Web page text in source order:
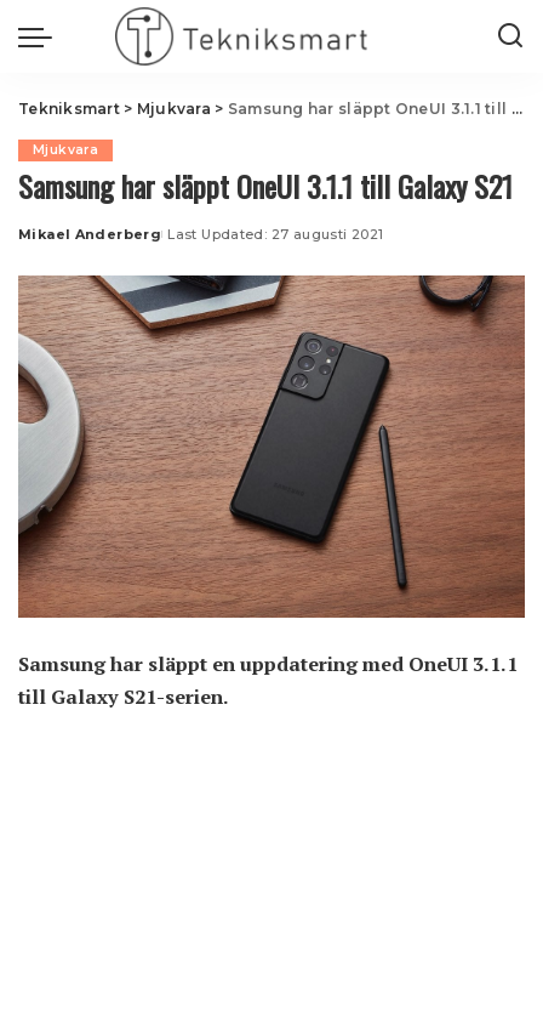
Tekniksmart> Mjukvara > Samsung har släppt OneUI 3.1.1 till Galaxy S21
Mjukvara
Samsung har släppt OneUI 3.1.1 till Galaxy S21
Posted
Mikael Anderberg Last Updated: 27 augusti 2021
Samsung har släppt en uppdatering med OneUI 3.1.1
till Galaxy S21-serien.